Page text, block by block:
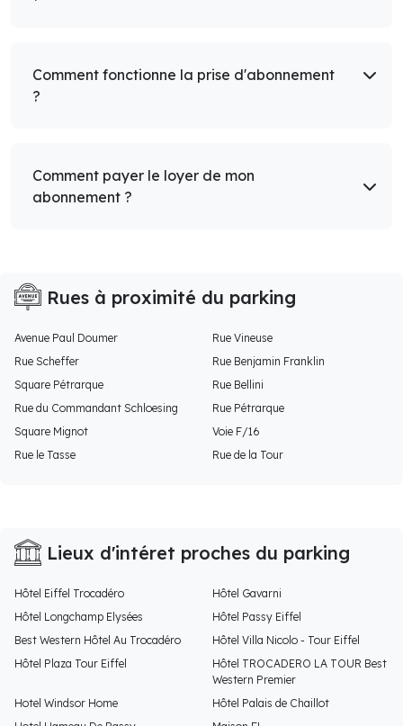
Comment fonctionne la prise d'abonnement
?
Comment payer le loyer de mon
abonnement ?
Rues à proximité du parking
Avenue Paul Doumer
Rue Vineuse
Rue Scheffer
Rue Benjamin Franklin
Square Pétrarque
Rue Bellini
Rue du Commandant Schloesing
Rue Pétrarque
Square Mignot
Voie F/16
Rue le Tasse
Rue de la Tour
Lieux d'intéret proches du parking
Hôtel Eiffel Trocadéro
Hôtel Gavarni
Hôtel Longchamp Elysées
Hôtel Passy Eiffel
Best Western Hôtel Au Trocadéro
Hôtel Villa Nicolo - Tour Eiffel
Hôtel Plaza Tour Eiffel
Hôtel TROCADERO LA TOUR Best
Western Premier
Hotel Windsor Home
Hôtel Palais de Chaillot